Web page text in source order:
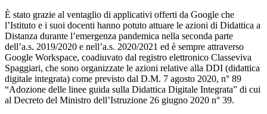
È stato grazie al ventaglio di applicativi offerti da Google che
l’Istituto e i suoi docenti hanno potuto attuare le azioni di Didattica a
Distanza durante l’emergenza pandemica nella seconda parte
dell’a.s. 2019/2020 e nell’a.s. 2020/2021 ed è sempre attraverso
Google Workspace, coadiuvato dal registro elettronico Classeviva
Spaggiari, che sono organizzate le azioni relative alla DDI (didattica
digitale integrata) come previsto dal D.M. 7 agosto 2020, n° 89
“Adozione delle linee guida sulla Didattica Digitale Integrata” di cui
al Decreto del Ministro dell’Istruzione 26 giugno 2020 n° 39.